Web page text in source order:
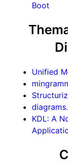
Boot
Unified
KDL: A